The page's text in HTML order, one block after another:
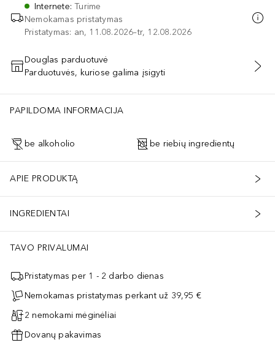
Internete:Turime
Nemokamas pristatymas
Pristatymas: an, 11.08.2026–tr, 12.08.2026
PRIDĖTI Į KREPŠELĮ
Douglas parduotuvė
Parduotuvės, kuriose galima įsigyti
PAPILDOMA INFORMACIJA
be alkoholio be riebių ingredientų
APIE PRODUKTĄ
INGREDIENTAI
TAVO PRIVALUMAI
Pristatymas per 1 - 2 darbo dienas
Nemokamas pristatymas perkant už 39,95 €
2 nemokami mėginėliai
Dovanų pakavimas